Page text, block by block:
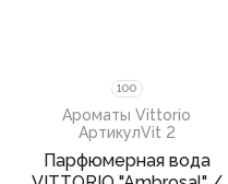
100
Ароматы Vittorio
АртикулVit 2
Парфюмерная вода